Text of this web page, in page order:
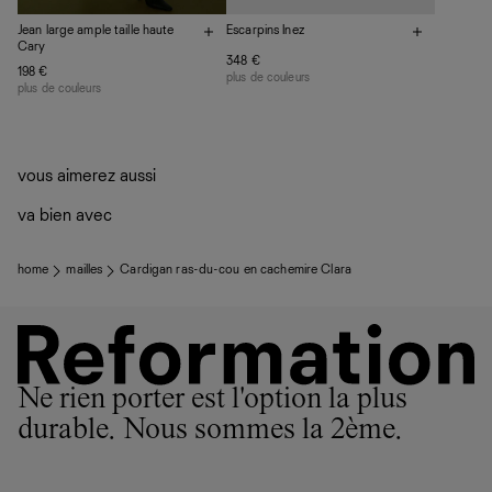
Jean large ample taille haute
Cary
198 €
plus de couleurs
Escarpins Inez
348 €
plus de couleurs
vous aimerez aussi
va bien avec
home mailles Cardigan ras-du-cou en cachemire Clara
Ne rien porter est l'option la plus
durable. Nous sommes la 2ème.